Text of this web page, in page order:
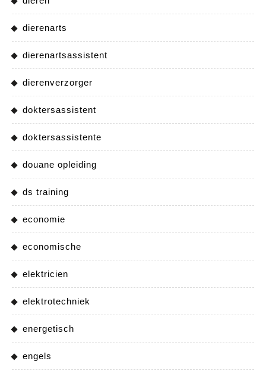
dierenarts
dierenartsassistent
dierenverzorger
doktersassistent
doktersassistente
douane opleiding
ds training
economie
economische
elektricien
elektrotechniek
energetisch
engels